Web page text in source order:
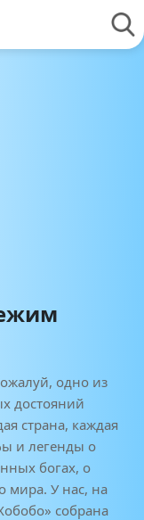
одно из
достояний
страна, каждая
и легенды о
богах, о
мира. У нас, на
собрана